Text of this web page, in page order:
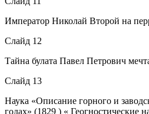
Император Николай Второй на
Слайд 12
Тайна булата Павел Петрович
Слайд 13
Наука «Описание горного и
годах» (1829 ) « Геогностические